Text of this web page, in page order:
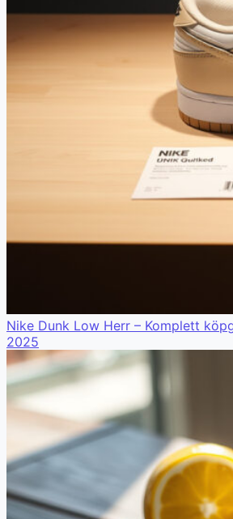
Nike Dunk Low Herr – Komplett
2025